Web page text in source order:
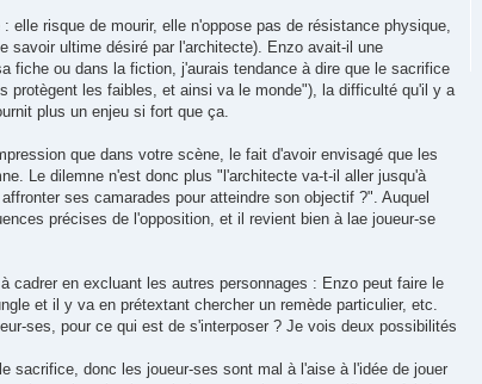
risque de mourir, elle n'oppose pas de résistance physique,
savoir ultime désiré par l'architecte). Enzo avait-il une
fiche ou dans la fiction, j'aurais tendance à dire que le sacrifice
protègent les faibles, et ainsi va le monde"), la difficulté qu'il y a
plus un enjeu si fort que ça.
que dans votre scène, le fait d'avoir envisagé que les
Le dilemne n'est donc plus "l'architecte va-t-il aller jusqu'à
ses camarades pour atteindre son objectif ?". Auquel
précises de l'opposition, et il revient bien à lae joueur-se
cadrer en excluant les autres personnages : Enzo peut faire le
et il y va en prétextant chercher un remède particulier, etc.
ses, pour ce qui est de s'interposer ? Je vois deux possibilités
sacrifice, donc les joueur-ses sont mal à l'aise à l'idée de jouer